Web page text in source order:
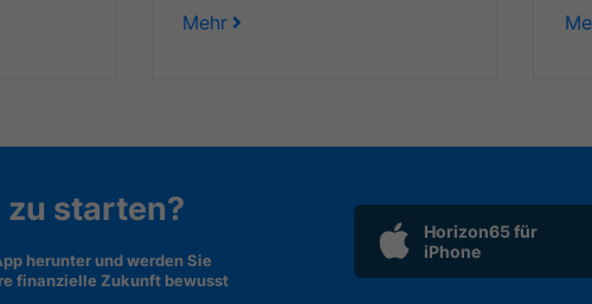
Mehr
zu starten?
herunter und werden Sie
finanzielle Zukunft bewusst
Horizon65 für
iPhone